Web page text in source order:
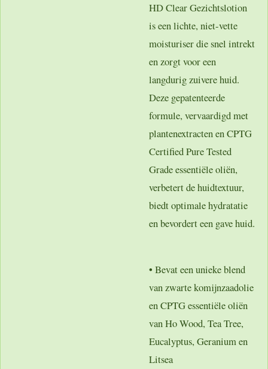
HD Clear Gezichtslotion
is een lichte, niet-vette
moisturiser die snel intrekt
en zorgt voor een
langdurig zuivere huid.
Deze gepatenteerde
formule, vervaardigd met
plantenextracten en CPTG
Certified Pure Tested
Grade essentiële oliën,
verbetert de huidtextuur,
biedt optimale hydratatie
en bevordert een gave huid.
• Bevat een unieke blend
van zwarte komijnzaadolie
en CPTG essentiële oliën
van Ho Wood, Tea Tree,
Eucalyptus, Geranium en
Litsea